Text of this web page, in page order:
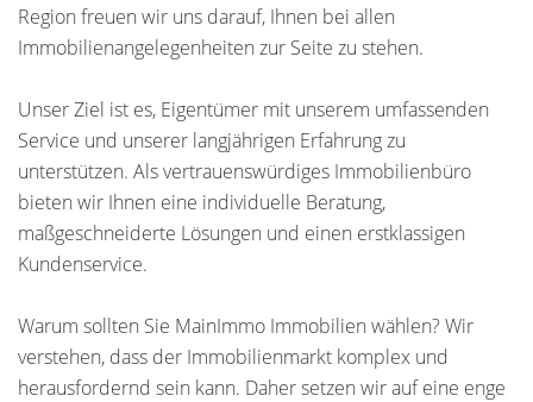
Region freuen wir uns darauf, Ihnen bei allen
Immobilienangelegenheiten zur Seite zu stehen.
Unser Ziel ist es, Eigentümer mit unserem umfassenden
Service und unserer langjährigen Erfahrung zu
unterstützen. Als vertrauenswürdiges Immobilienbüro
bieten wir Ihnen eine individuelle Beratung,
maßgeschneiderte Lösungen und einen erstklassigen
Kundenservice.
Warum sollten Sie MainImmo Immobilien wählen? Wir
verstehen, dass der Immobilienmarkt komplex und
herausfordernd sein kann. Daher setzen wir auf eine enge